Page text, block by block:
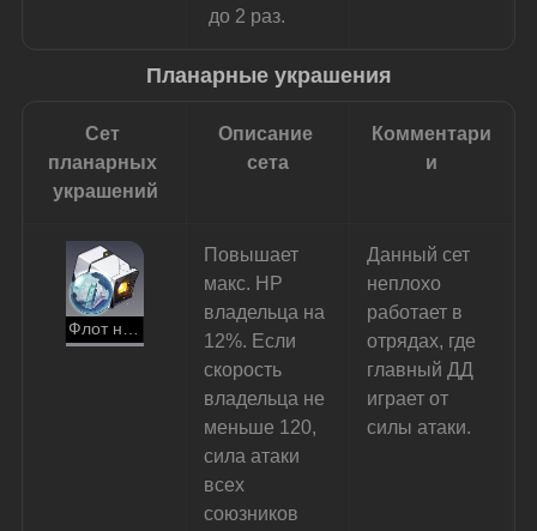
до 2 раз.
Планарные украшения
Сет
планарных
украшений
Описание
сета
Комментари
и
Повышает
макс. HP
владельца на
12%. Если
скорость
владельца не
меньше 120,
сила атаки
всех
союзников
Данный сет
неплохо
работает в
отрядах, где
главный ДД
играет от
силы атаки.